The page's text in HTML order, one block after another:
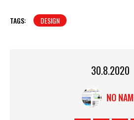
TAGS: DESIGN
30.8.2020
NO